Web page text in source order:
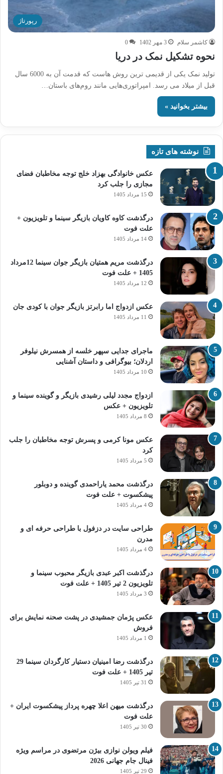
رپورتاژ
کاشمر سلام 3 مهر 1402 0
نحوه تشکیل نمک در دریا
تولید نمک یکی از قدیمی ترین روش هاست که قدمت آن به 6000 سال
قبل از میلاد می رسد. امپراتوری‌هایی مانند روم‌های باستان…
بیشتر بخوانید »
نوشته های تازه
عکس خانوادگی بهزاد خلج توجه مخاطبان فضای
مجازی را جلب کرد
15 مرداد 1405
درگذشت کاوه کاویان بازیگر سینما و تلویزیون +
علت فوت
14 مرداد 1405
درگذشت مریم همتیان بازیگر جوان سینما 12مرداد
1405 + علت فوت
12 مرداد 1405
عکس ازدواج اما رابرتز بازیگر جوان با کودی جان
11 مرداد 1405
ماجرای جدایی سپهر خلسه از همسرش نیلوفر
اردلان؛ بیوگرافی و داستان آشنایی
10 مرداد 1405
ازدواج مجدد لیلی رشیدی بازیگر و گوینده سینما و
تلویزیون + عکس
8 مرداد 1405
عکس مونا کرمی و پسرش توجه مخاطبان را جلب
کرد
5 مرداد 1405
درگذشت محمد یاراحمدی گوینده و دوبلور
پیشکسوت + علت فوت
4 مرداد 1405
طراحی سایت در دزفول با طراحی حرفه‌ ای و
مدرن
4 مرداد 1405
درگذشت اکبر عبدی بازیگر محبوب سینما و
تلویزیون 2 تیر 1405 + علت فوت
3 مرداد 1405
عکس پژمان جمشیدی در پشت صحنه نمایش برای
فروش
1 مرداد 1405
درگذشت رضا امینیان دستیار کارگردان سینما 29
تیر 1405 + علت فوت
31 تیر 1405
درگذشت میهن اعلا چهره پرداز پیشکسوت ایران +
علت فوت
30 تیر 1405
فیلم ویولن نوازی بیژن مرتضوی در مراسم ویژه
فینال جام جهانی 2026
29 تیر 1405